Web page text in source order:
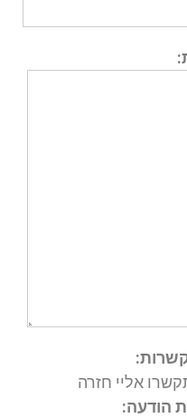
אליי חזרה
הודעה: